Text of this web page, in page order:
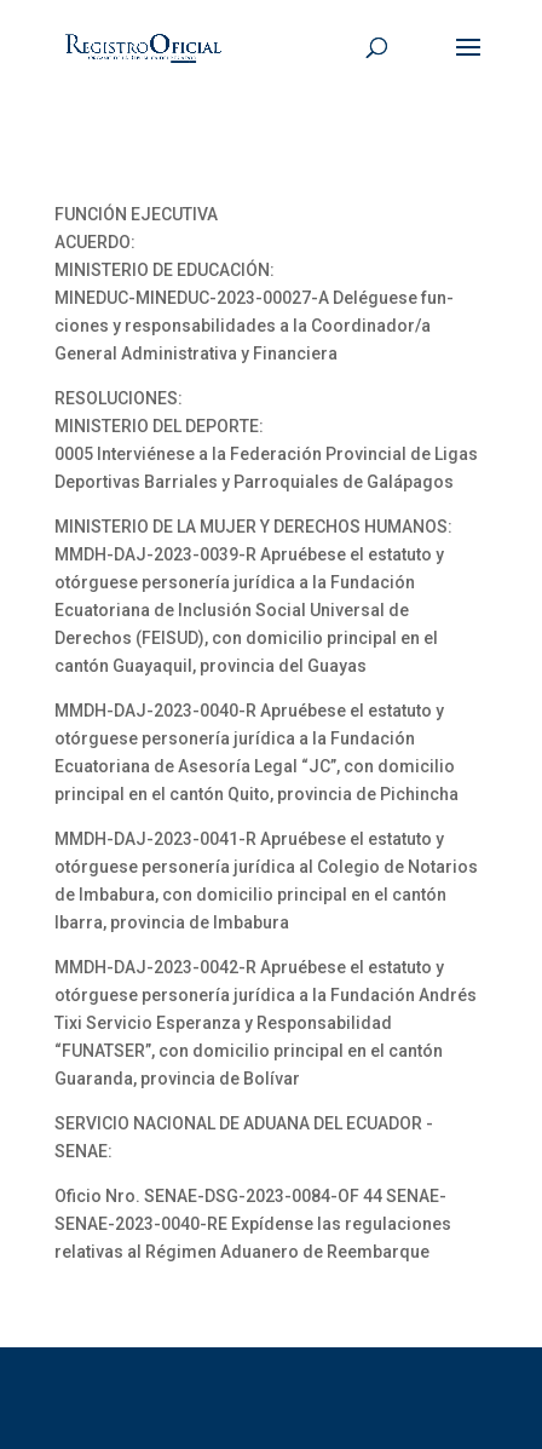
FUNCIÓN EJECUTIVA
ACUERDO:
MINISTERIO DE EDUCACIÓN:
MINEDUC-MINEDUC-2023-00027-A Deléguese fun-
ciones y responsabilidades a la Coordinador/a
General Administrativa y Financiera
RESOLUCIONES:
MINISTERIO DEL DEPORTE:
0005 Interviénese a la Federación Provincial de Ligas
Deportivas Barriales y Parroquiales de Galápagos
MINISTERIO DE LA MUJER Y DERECHOS HUMANOS:
MMDH-DAJ-2023-0039-R Apruébese el estatuto y
otórguese personería jurídica a la Fundación
Ecuatoriana de Inclusión Social Universal de
Derechos (FEISUD), con domicilio principal en el
cantón Guayaquil, provincia del Guayas
MMDH-DAJ-2023-0040-R Apruébese el estatuto y
otórguese personería jurídica a la Fundación
Ecuatoriana de Asesoría Legal “JC”, con domicilio
principal en el cantón Quito, provincia de Pichincha
MMDH-DAJ-2023-0041-R Apruébese el estatuto y
otórguese personería jurídica al Colegio de Notarios
de Imbabura, con domicilio principal en el cantón
Ibarra, provincia de Imbabura
MMDH-DAJ-2023-0042-R Apruébese el estatuto y
otórguese personería jurídica a la Fundación Andrés
Tixi Servicio Esperanza y Responsabilidad
“FUNATSER”, con domicilio principal en el cantón
Guaranda, provincia de Bolívar
SERVICIO NACIONAL DE ADUANA DEL ECUADOR -
SENAE:
Oficio Nro. SENAE-DSG-2023-0084-OF 44 SENAE-
SENAE-2023-0040-RE Expídense las regulaciones
relativas al Régimen Aduanero de Reembarque